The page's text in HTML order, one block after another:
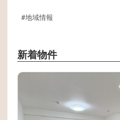
地域情報
新着物件